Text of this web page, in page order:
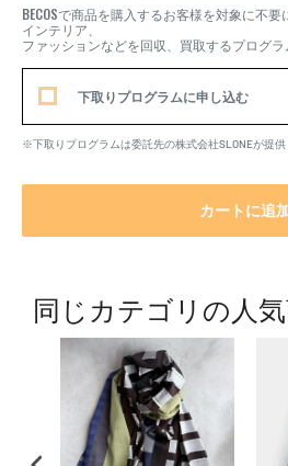
BECOSで商品を購入するお客様を対象に不要
インテリア、
ファッションなどを回収、買取するプログラ
下取りプログラムに申し込む
※下取りプログラムは委託先の株式会社SLONEが提
カートに追
同じカテゴリの人